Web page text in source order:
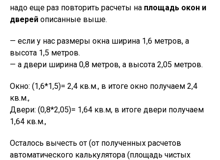
надо еще раз повторить расчеты на площадь окон и
дверей описанные выше.
— если у нас размеры окна ширина 1,6 метров, а
высота 1,5 метров.
— а двери ширина 0,8 метров, а высота 2,05 метров.
Окно: (1,6*1,5)= 2,4 кв.м., в итоге окно получаем 2,4
кв.м.,
Двери: (0,8*2,05)= 1,64 кв.м, в итоге двери получаем
1,64 кв.м.,
Осталось вычесть от (от полученных расчетов
автоматического калькулятора (площадь чистых